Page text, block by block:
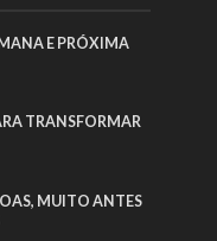
E PRÓXIMA
TRANSFORMAR
MUITO ANTES